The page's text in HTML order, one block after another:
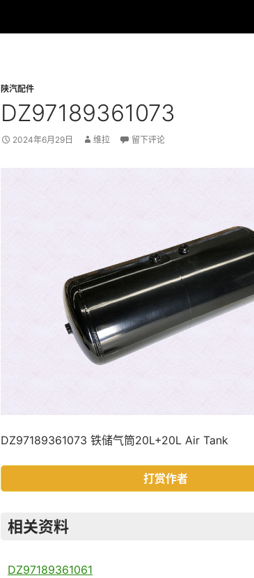
陕汽配件
DZ97189361073
2024年6月29日 维拉 留下评论
DZ97189361073 铁储气筒20L+20L Air Tank
打赏作者
相关资料
DZ97189361061